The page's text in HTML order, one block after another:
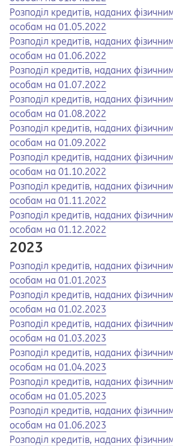
Opens in a new tab
Opens a pdf
Розподіл кредитів, наданих
особам на 01.05.2022
Opens in a new tab
Opens a pdf
Розподіл кредитів, наданих
особам на 01.06.2022
Opens in a new tab
Opens a pdf
Розподіл кредитів, наданих
особам на 01.07.2022
Opens in a new tab
Opens a pdf
Розподіл кредитів, наданих
особам на 01.08.2022
Opens in a new tab
Opens a pdf
Розподіл кредитів, наданих
особам на 01.09.2022
Opens in a new tab
Opens a pdf
Розподіл кредитів, наданих
особам на 01.10.2022
Opens in a new tab
Opens a pdf
Розподіл кредитів, наданих
особам на 01.11.2022
Opens in a new tab
Opens a pdf
Розподіл кредитів, наданих
особам на 01.12.2022
2023
Opens in a new tab
Opens a pdf
Розподіл кредитів, наданих
особам на 01.01.2023
Opens in a new tab
Opens a pdf
Розподіл кредитів, наданих
особам на 01.02.2023
Opens in a new tab
Opens a pdf
Розподіл кредитів, наданих
особам на 01.03.2023
Opens in a new tab
Opens a pdf
Розподіл кредитів, наданих
особам на 01.04.2023
Opens in a new tab
Opens a pdf
Розподіл кредитів, наданих
особам на 01.05.2023
Opens in a new tab
Opens a pdf
Розподіл кредитів, наданих
особам на 01.06.2023
Opens in a new tab
Opens a pdf
Розподіл кредитів, наданих